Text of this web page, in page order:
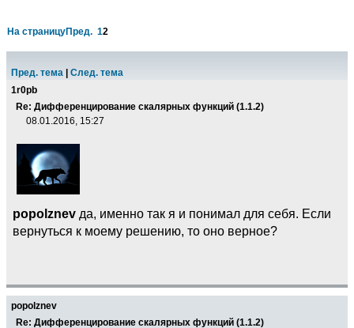
На страницуПред. 12
Пред. тема
След. тема
1r0pb
Re: Дифференцирование скалярных функций (1.1.2)
08.01.2016, 15:27
popolznev да, именно так я и понимал для себя. Если
вернуться к моему решению, то оно верное?
popolznev
Re: Дифференцирование скалярных функций (1.1.2)